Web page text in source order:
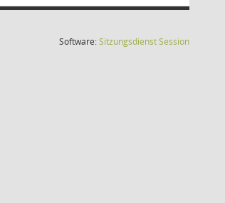
Software:SitzungsdienstSession(Wird in